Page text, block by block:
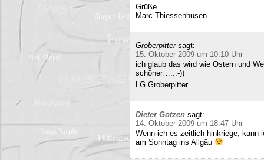
Grüße
Marc Thiessenhusen
Groberpitter sagt:
15. Oktober 2009 um 10:10 Uhr
ich glaub das wird wie Ostern und
schöner…..:-))
LG Groberpitter
Dieter Gotzen sagt:
14. Oktober 2009 um 18:47 Uhr
Wenn ich es zeitlich hinkriege, kann
am Sonntag ins Allgäu